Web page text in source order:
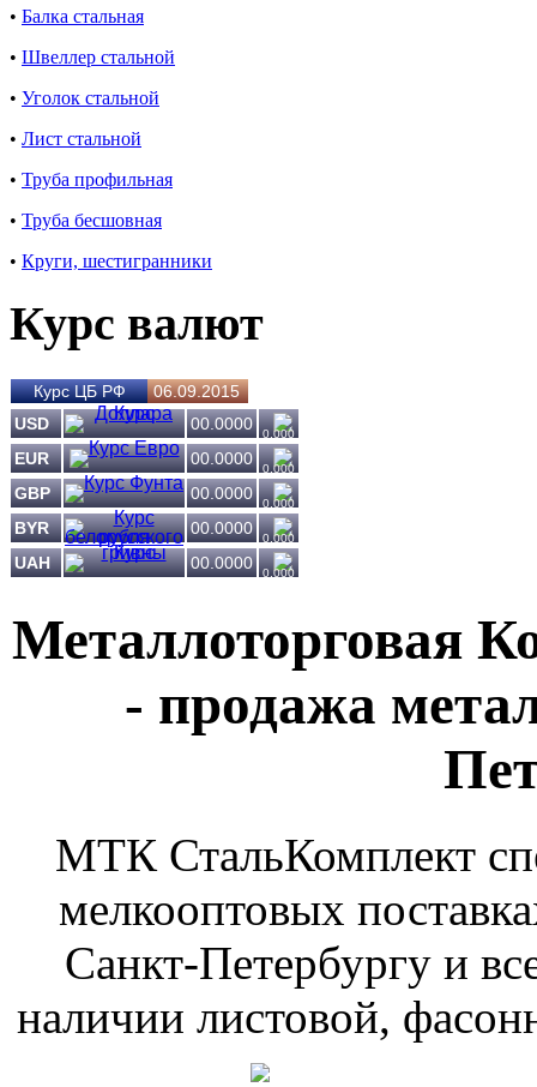
• Балка стальная
• Швеллер стальной
• Уголок стальной
• Лист стальной
• Труба профильная
• Труба бесшовная
• Круги, шестигранники
Курс валют
Курс ЦБ РФ
06.09.2015
USD
00.0000
0.000
EUR 00.0000
0.000
GBP 00.0000
0.000
BYR 00.0000
0.000
UAH 00.0000
0.000
Металлоторговая
- продажа
МТК СтальКомплект
мелкооптовых
Санкт-Петербургу и
наличии листовой,